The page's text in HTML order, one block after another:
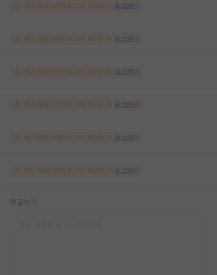
해당 댓글을 보려면 로그인이 필요합니다. 로그인하기
해당 댓글을 보려면 로그인이 필요합니다. 로그인하기
해당 댓글을 보려면 로그인이 필요합니다. 로그인하기
해당 댓글을 보려면 로그인이 필요합니다. 로그인하기
해당 댓글을 보려면 로그인이 필요합니다. 로그인하기
해당 댓글을 보려면 로그인이 필요합니다. 로그인하기
댓글쓰기